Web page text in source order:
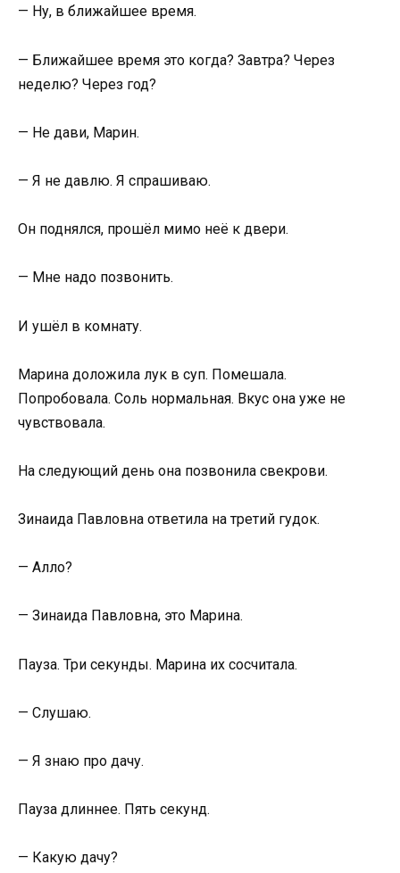
— Ну, в ближайшее время.
— Ближайшее время это когда? Завтра? Через
неделю? Через год?
— Не дави, Марин.
— Я не давлю. Я спрашиваю.
Он поднялся, прошёл мимо неё к двери.
— Мне надо позвонить.
И ушёл в комнату.
Марина доложила лук в суп. Помешала.
Попробовала. Соль нормальная. Вкус она уже не
чувствовала.
На следующий день она позвонила свекрови.
Зинаида Павловна ответила на третий гудок.
— Алло?
— Зинаида Павловна, это Марина.
Пауза. Три секунды. Марина их сосчитала.
— Слушаю.
— Я знаю про дачу.
Пауза длиннее. Пять секунд.
— Какую дачу?